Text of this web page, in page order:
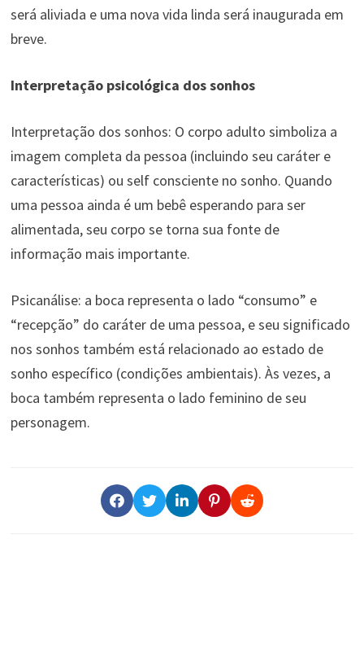
será aliviada e uma nova vida linda será inaugurada em
breve.
Interpretação psicológica dos sonhos
Interpretação dos sonhos: O corpo adulto simboliza a
imagem completa da pessoa (incluindo seu caráter e
características) ou self consciente no sonho. Quando
uma pessoa ainda é um bebê esperando para ser
alimentada, seu corpo se torna sua fonte de
informação mais importante.
Psicanálise: a boca representa o lado “consumo” e
“recepção” do caráter de uma pessoa, e seu significado
nos sonhos também está relacionado ao estado de
sonho específico (condições ambientais). Às vezes, a
boca também representa o lado feminino de seu
personagem.